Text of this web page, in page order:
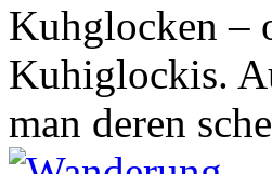
Kuhglocken –
Kuhiglockis.
man deren